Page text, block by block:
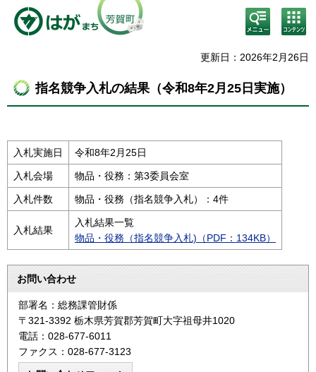
検
索・
メニ
コン
テン
ニュ
更新日：2026年2月26日
指名競争入札の結果（令和8年2月25日実施）
入札実施日 令和8年2月25日
入札会場 物品・役務：第3委員会室
入札件数 物品・役務（指名競争入札）：4件
入札結果
入札結果一覧
物品・役務（指名競争入札)（PDF：134KB）
お問い合わせ
部署名：総務課管財係
〒321-3392 栃木県芳賀郡芳賀町大字祖母井1020
電話：028-677-6011
ファクス：028-677-3123